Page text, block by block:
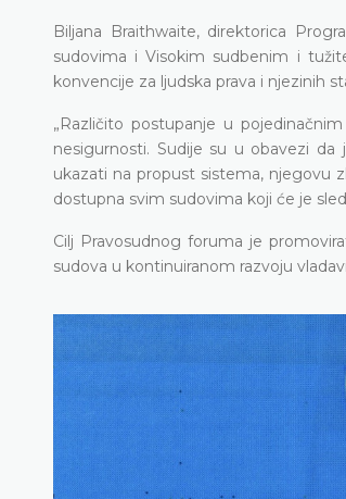
Biljana Braithwaite, direktorica
sudovima i Visokim sudbenim i
konvencije za ljudska prava i njezinih
„Različito postupanje u
nesigurnosti. Sudije su u obavezi
ukazati na propust sistema, njegovu
dostupna svim sudovima koji će je
Cilj Pravosudnog foruma je
sudova u kontinuiranom razvoju